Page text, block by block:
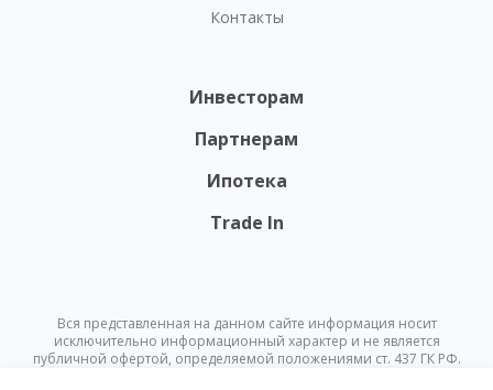
Контакты
Инвесторам
Партнерам
Ипотека
Trade In
Вся представленная на данном сайте информация носит
исключительно информационный характер и не является
публичной офертой, определяемой положениями ст. 437 ГК РФ.